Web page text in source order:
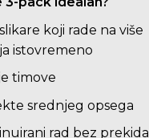
koji rade na više
istovremeno
timove
srednjeg opsega
rad bez prekida